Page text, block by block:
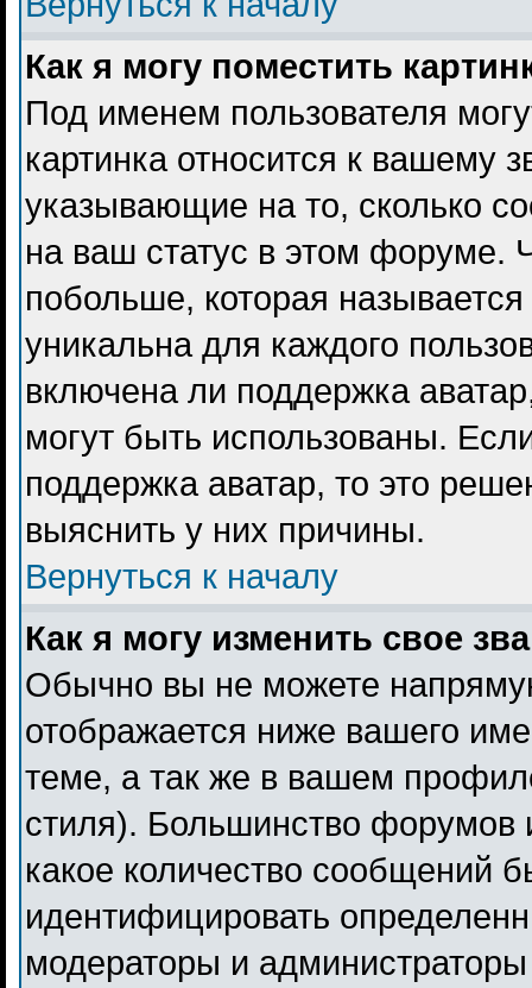
Как я могу поместить
Под именем пользователя
картинка относится к вашему
указывающие на то, сколько
на ваш статус в этом форуме.
побольше, которая
уникальна для каждого
включена ли поддержка
могут быть использованы.
поддержка аватар, то это
выяснить у них причины.
Вернуться к началу
Как я могу изменить свое
Обычно вы не можете
отображается ниже вашего
теме, а так же в вашем
стиля). Большинство форумов
какое количество сообщений
идентифицировать
модераторы и